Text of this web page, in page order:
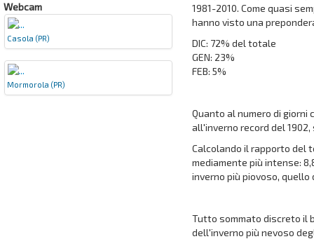
Webcam
Casola (PR)
Mormorola (PR)
1981-2010. Come quasi
hanno visto una
DIC: 72% del totale
GEN: 23%
FEB: 5%
Quanto al numero di
all'inverno record del
Calcolando il rapporto del
mediamente più intense:
inverno più piovoso, quello
Tutto sommato discreto il
dell'inverno più nevoso